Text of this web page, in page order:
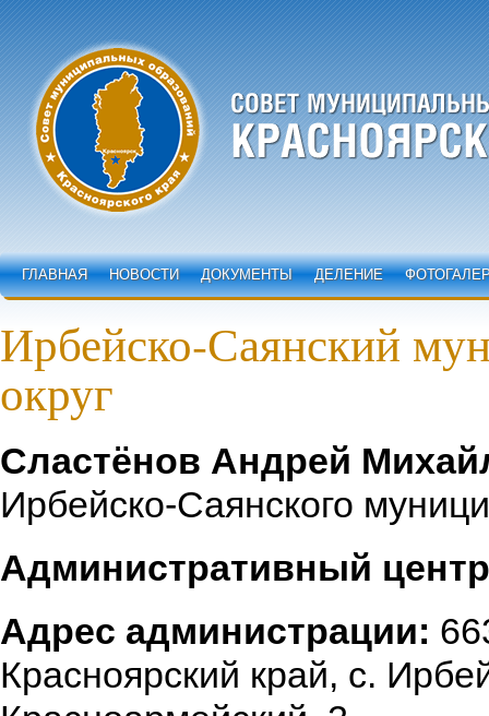
ГЛАВНАЯ НОВОСТИ ДОКУМЕНТЫ ДЕЛЕНИЕ
Ирбейско-Саянский
округ
Сластёнов Андрей
Ирбейско-Саянского
Административный
Адрес администрации:
Красноярский край, с.